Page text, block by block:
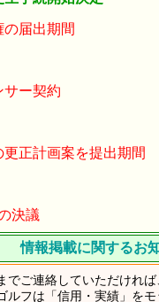
届出期間
ー契約
正計画案を提出期間
決議
情報掲載に関するお
ご連絡していただけれ
ルフは「信用・実績」を